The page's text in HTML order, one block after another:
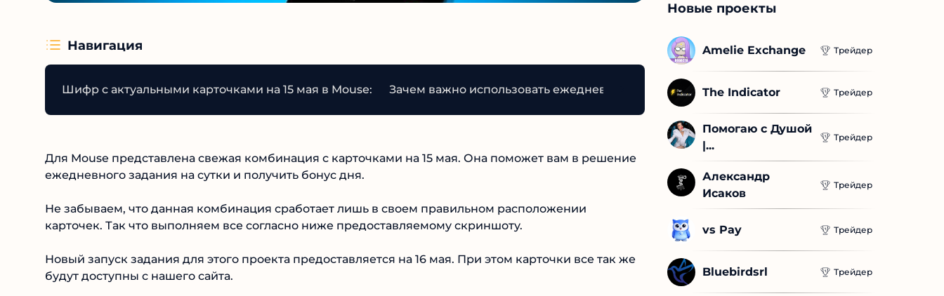
Навигация
Шифр с актуальными карточками на 15 мая в Mouse: Зачем важно использовать ежедневные задания из Mouse?
Для Mouse представлена свежая комбинация с карточками на 15 мая. Она поможет вам в решение
ежедневного задания на сутки и получить бонус дня.
Не забываем, что данная комбинация сработает лишь в своем правильном расположении
карточек. Так что выполняем все согласно ниже предоставляемому скриншоту.
Новый запуск задания для этого проекта предоставляется на 16 мая. При этом карточки все так же
будут доступны с нашего сайта.
Новые проекты
Amelie Exchange Трейдер
The Indicator Трейдер
Помогаю с Душой
|...
Трейдер
Александр
Исаков
Трейдер
vs Pay Трейдер
Bluebirdsrl Трейдер